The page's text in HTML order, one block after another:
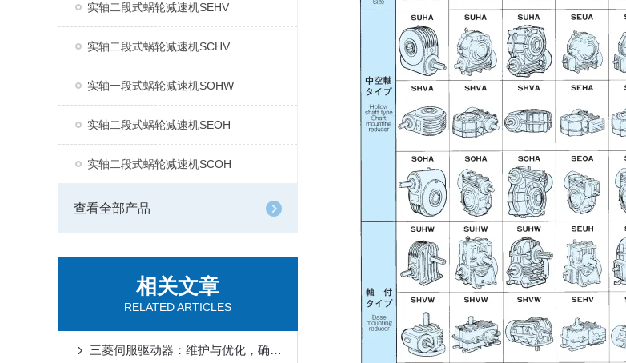
实轴二段式蜗轮减速机SEHV
实轴二段式蜗轮减速机SCHV
实轴一段式蜗轮减速机SOHW
实轴二段式蜗轮减速机SEOH
实轴二段式蜗轮减速机SCOH
查看全部产品
相关文章
RELATED ARTICLES
三菱伺服驱动器：维护与优化，确保长期稳定运行